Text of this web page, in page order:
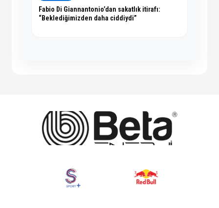
Fabio Di Giannantonio’dan sakatlık itirafı:
“Beklediğimizden daha ciddiydi”